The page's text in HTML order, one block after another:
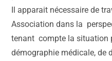
Il apparait nécessaire de
Association dans la
tenant compte la situation
démographie médicale, de